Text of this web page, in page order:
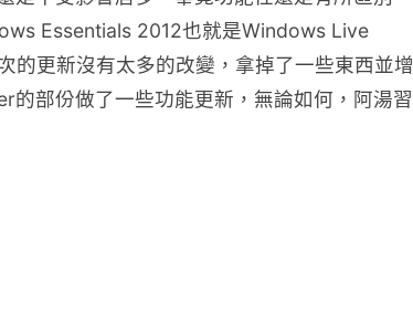
Essentials 2012也就是Windows Live
的更新沒有太多的改變，拿掉了一些東西並增
部份做了一些功能更新，無論如何，阿湯習